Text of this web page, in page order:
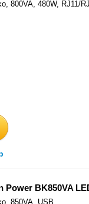
800VA, 480W, RJ11/
Power BK850VA
850VA, USB